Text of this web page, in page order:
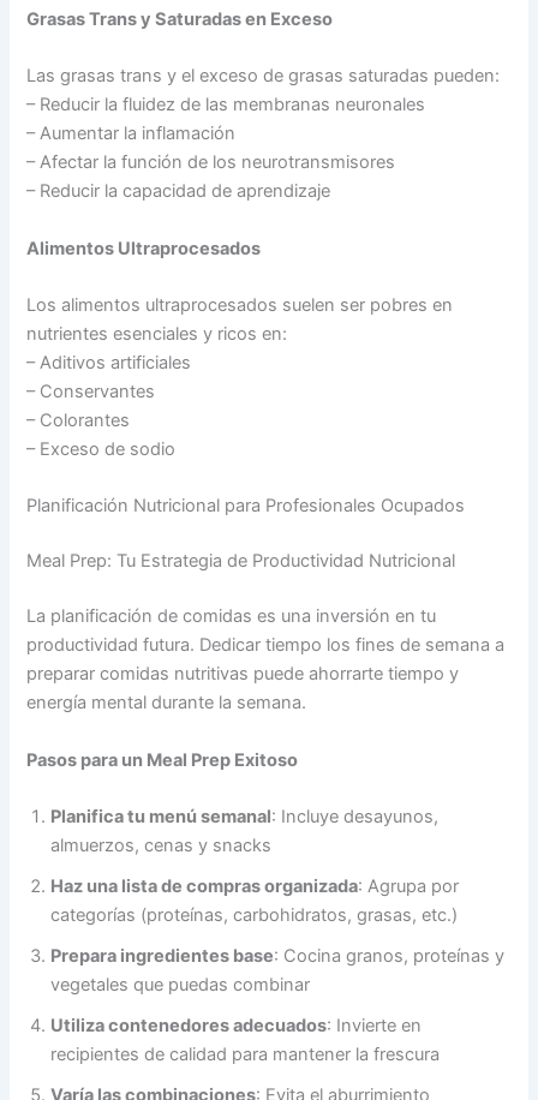
Grasas Trans y Saturadas en Exceso
Las grasas trans y el exceso de grasas saturadas pueden:
– Reducir la fluidez de las membranas neuronales
– Aumentar la inflamación
– Afectar la función de los neurotransmisores
– Reducir la capacidad de aprendizaje
Alimentos Ultraprocesados
Los alimentos ultraprocesados suelen ser pobres en
nutrientes esenciales y ricos en:
– Aditivos artificiales
– Conservantes
– Colorantes
– Exceso de sodio
Planificación Nutricional para Profesionales Ocupados
Meal Prep: Tu Estrategia de Productividad Nutricional
La planificación de comidas es una inversión en tu
productividad futura. Dedicar tiempo los fines de semana a
preparar comidas nutritivas puede ahorrarte tiempo y
energía mental durante la semana.
Pasos para un Meal Prep Exitoso
Planifica tu menú semanal: Incluye desayunos,
almuerzos, cenas y snacks
Haz una lista de compras organizada: Agrupa por
categorías (proteínas, carbohidratos, grasas, etc.)
Prepara ingredientes base: Cocina granos, proteínas y
vegetales que puedas combinar
Utiliza contenedores adecuados: Invierte en
recipientes de calidad para mantener la frescura
Varía las combinaciones: Evita el aburrimiento